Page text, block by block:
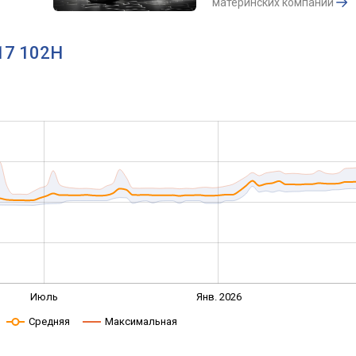
102H
Июль Янв. 2026
Средняя Максимальная